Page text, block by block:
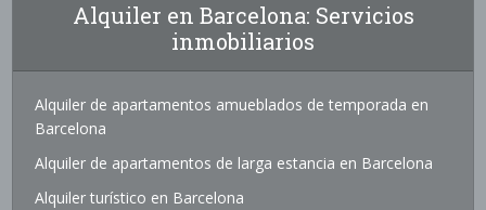
Alquiler en Barcelona: Servicios
inmobiliarios
Alquiler de apartamentos amueblados de temporada en
Barcelona
Alquiler de apartamentos de larga estancia en Barcelona
Alquiler turístico en Barcelona